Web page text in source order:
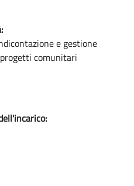
e gestione
comunitari